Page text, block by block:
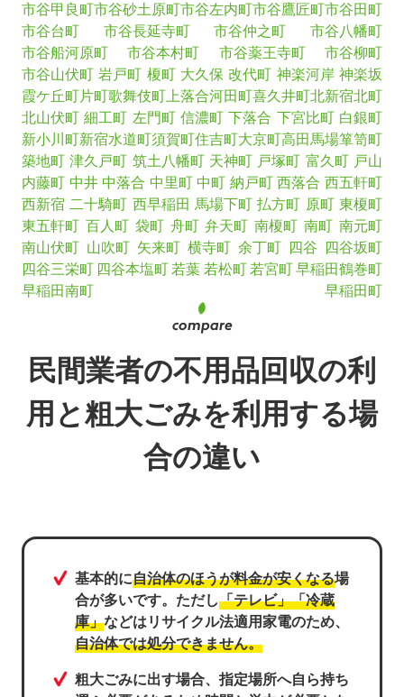
市谷甲良町市谷砂土原町市谷左内町市谷鷹匠町市谷田町
市谷台町
市谷長延寺町 市谷仲之町
市谷八幡町
市谷船河原町
市谷本村町 市谷薬王寺町
市谷柳町
市谷山伏町 岩戸町 榎町 大久保 改代町 神楽河岸 神楽坂
霞ケ丘町片町歌舞伎町 上落合河田町喜久井町北新宿北町
北山伏町 細工町 左門町 信濃町 下落合 下宮比町 白銀町
新小川町新宿水道町須賀町住吉町大京町高田馬場箪笥町
築地町 津久戸町 筑土八幡町 天神町 戸塚町 富久町 戸山
内藤町 中井 中落合 中里町 中町 納戸町 西落合 西五軒町
西新宿 二十騎町 西早稲田 馬場下町 払方町 原町 東榎町
東五軒町 百人町 袋町 舟町 弁天町 南榎町 南町 南元町
南山伏町 山吹町 矢来町 横寺町 余丁町 四谷
四谷坂町
四谷三栄町 四谷本塩町 若葉 若松町 若宮町早稲田鶴巻町
早稲田南町
早稲田町
民間業者の不用品回収の利
用と粗大ごみを利用する場
合の違い
基本的に自治体のほうが料金が安くなる場
合が多いです。ただし「テレビ」「冷蔵
庫」などはリサイクル法適用家電のため、
自治体では処分できません。
粗大ごみに出す場合、指定場所へ自ら持ち